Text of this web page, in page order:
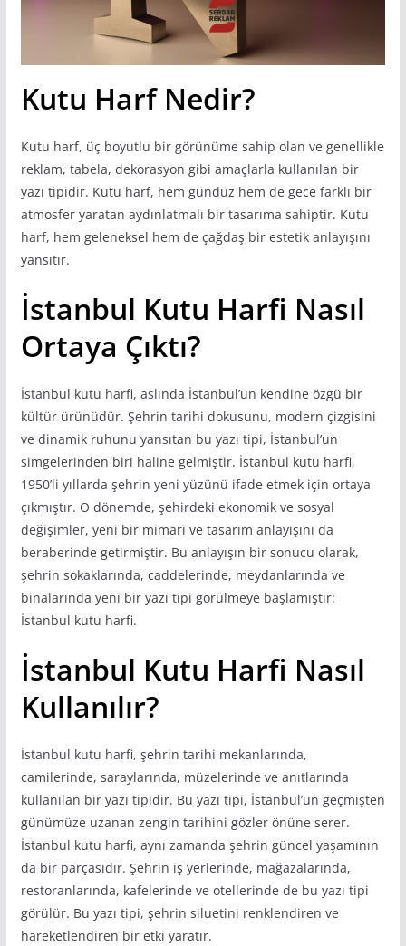
Kutu Harf Nedir?
Kutu harf, üç boyutlu bir görünüme sahip olan ve genellikle
reklam, tabela, dekorasyon gibi amaçlarla kullanılan bir
yazı tipidir. Kutu harf, hem gündüz hem de gece farklı bir
atmosfer yaratan aydınlatmalı bir tasarıma sahiptir. Kutu
harf, hem geleneksel hem de çağdaş bir estetik anlayışını
yansıtır.
İstanbul Kutu Harfi Nasıl
Ortaya Çıktı?
İstanbul kutu harfi, aslında İstanbul’un kendine özgü bir
kültür ürünüdür. Şehrin tarihi dokusunu, modern çizgisini
ve dinamik ruhunu yansıtan bu yazı tipi, İstanbul’un
simgelerinden biri haline gelmiştir. İstanbul kutu harfi,
1950’li yıllarda şehrin yeni yüzünü ifade etmek için ortaya
çıkmıştır. O dönemde, şehirdeki ekonomik ve sosyal
değişimler, yeni bir mimari ve tasarım anlayışını da
beraberinde getirmiştir. Bu anlayışın bir sonucu olarak,
şehrin sokaklarında, caddelerinde, meydanlarında ve
binalarında yeni bir yazı tipi görülmeye başlamıştır:
İstanbul kutu harfi.
İstanbul Kutu Harfi Nasıl
Kullanılır?
İstanbul kutu harfi, şehrin tarihi mekanlarında,
camilerinde, saraylarında, müzelerinde ve anıtlarında
kullanılan bir yazı tipidir. Bu yazı tipi, İstanbul’un geçmişten
günümüze uzanan zengin tarihini gözler önüne serer.
İstanbul kutu harfi, aynı zamanda şehrin güncel yaşamının
da bir parçasıdır. Şehrin iş yerlerinde, mağazalarında,
restoranlarında, kafelerinde ve otellerinde de bu yazı tipi
görülür. Bu yazı tipi, şehrin siluetini renklendiren ve
hareketlendiren bir etki yaratır.